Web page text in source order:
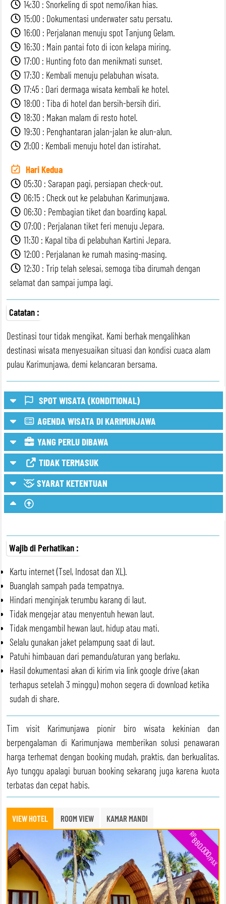
14:30 : Snorkeling di spot nemo/ikan hias.
15:00 : Dokumentasi underwater satu persatu.
16:00 : Perjalanan menuju spot Tanjung Gelam.
16:30 : Main pantai foto di icon kelapa miring.
17:00 : Hunting foto dan menikmati sunset.
17:30 : Kembali menuju pelabuhan wisata.
17:45 : Dari dermaga wisata kembali ke hotel.
18:00 : Tiba di hotel dan bersih-bersih diri.
18:30 : Makan malam di resto hotel.
19:30 : Penghantaran jalan-jalan ke alun-alun.
21:00 : Kembali menuju hotel dan istirahat.
Hari Kedua
05:30 : Sarapan pagi, persiapan check-out.
06:15 : Check out ke pelabuhan Karimunjawa.
06:30 : Pembagian tiket dan boarding kapal.
07:00 : Perjalanan tiket feri menuju Jepara.
11:30 : Kapal tiba di pelabuhan Kartini Jepara.
12:00 : Perjalanan ke rumah masing-masing.
12:30 : Trip telah selesai, semoga tiba dirumah dengan
selamat dan sampai jumpa lagi.
Catatan :
Destinasi tour tidak mengikat. Kami berhak mengalihkan
destinasi wisata menyesuaikan situasi dan kondisi cuaca alam
pulau Karimunjawa, demi kelancaran bersama.
SPOT WISATA (KONDITIONAL)
Spot Wisata Bisa Konditional/Optional
AGENDA WISATA DI KARIMUNJAWA
YANG PERLU DIBAWA
TIDAK TERMASUK
SYARAT KETENTUAN
Wajib di Perhatikan :
Kartu internet (Tsel, Indosat dan XL).
Buanglah sampah pada tempatnya.
Hindari menginjak terumbu karang di laut.
Tidak mengejar atau menyentuh hewan laut.
Tidak mengambil hewan laut, hidup atau mati.
Selalu gunakan jaket pelampung saat di laut.
Patuhi himbauan dari pemandu/aturan yang berlaku.
Hasil dokumentasi akan di kirim via link google drive (akan
terhapus setelah 3 minggu) mohon segera di download ketika
sudah di share.
Tim visit Karimunjawa pionir biro wisata kekinian dan
berpengalaman di Karimunjawa memberikan solusi penawaran
harga terhemat dengan booking mudah, praktis, dan berkualitas.
Ayo tunggu apalagi buruan booking sekarang juga karena kuota
terbatas dan cepat habis.
VIEW HOTEL ROOM VIEW KAMAR MANDI
RP
880.000
/PAX